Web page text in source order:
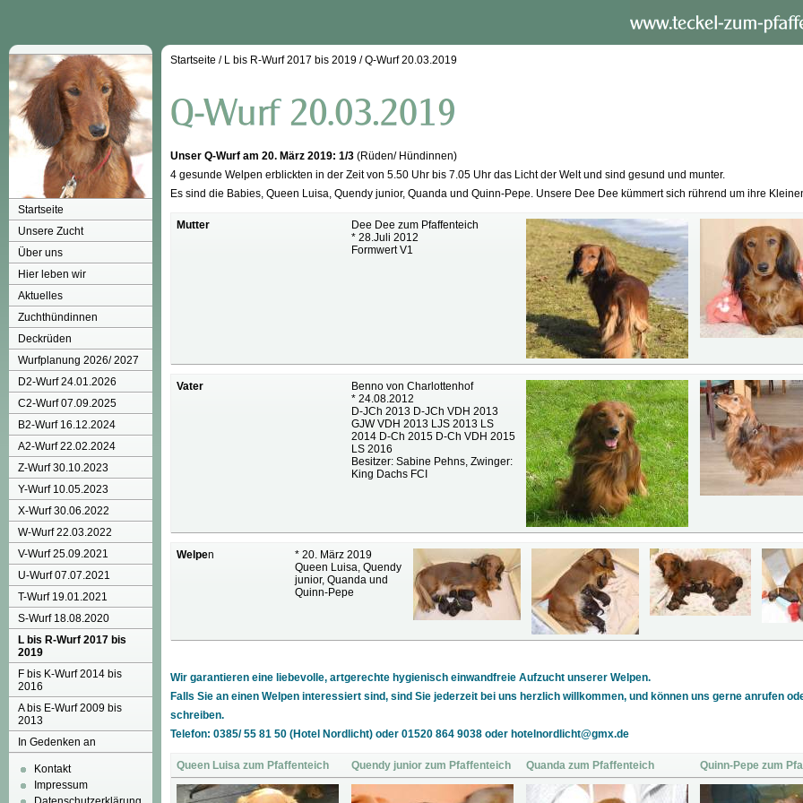
Startseite
Unsere Zucht
Über uns
Hier leben wir
Aktuelles
Zuchthündinnen
Deckrüden
Wurfplanung 2026/ 2027
D2-Wurf 24.01.2026
C2-Wurf 07.09.2025
B2-Wurf 16.12.2024
A2-Wurf 22.02.2024
Z-Wurf 30.10.2023
Y-Wurf 10.05.2023
X-Wurf 30.06.2022
W-Wurf 22.03.2022
V-Wurf 25.09.2021
U-Wurf 07.07.2021
T-Wurf 19.01.2021
S-Wurf 18.08.2020
L bis R-Wurf 2017 bis
2019
F bis K-Wurf 2014 bis
2016
A bis E-Wurf 2009 bis
2013
In Gedenken an
Kontakt
Impressum
Startseite / L bis R-Wurf 2017 bis 2019 /Q-Wurf 20.03.2019
Unser Q-Wurf am 20. März 2019: 1/3 (Rüden/ Hündinnen)
4 gesunde Welpen erblickten in der Zeit von 5.50 Uhr bis 7.05 Uhr das Licht der Welt und sind gesund und munter.
Es sind die Babies, Queen Luisa, Quendy junior, Quanda und Quinn-Pepe. Unsere Dee Dee kümmert sich rührend um ihre
Mutter
Dee Dee zum Pfaffenteich
* 28.Juli 2012
Formwert V1
Vater
Benno von Charlottenhof
* 24.08.2012
D-JCh 2013 D-JCh VDH 2013
GJW VDH 2013 LJS 2013 LS
2014 D-Ch 2015 D-Ch VDH 2015
LS 2016
Besitzer: Sabine Pehns, Zwinger:
King Dachs FCI
Welpen
* 20. März 2019
Queen Luisa, Quendy
junior, Quanda und
Quinn-Pepe
Wir garantieren eine liebevolle, artgerechte hygienisch einwandfreie Aufzucht unserer Welpen.
Falls Sie an einen Welpen interessiert sind, sind Sie jederzeit bei uns herzlich willkommen, und können uns gerne anrufen
schreiben.
Telefon: 0385/ 55 81 50 (Hotel Nordlicht) oder 01520 864 9038 oder hotelnordlicht@gmx.de
Queen Luisa zum Pfaffenteich Quendy junior zum Pfaffenteich Quanda zum Pfaffenteich Quinn-Pepe zum